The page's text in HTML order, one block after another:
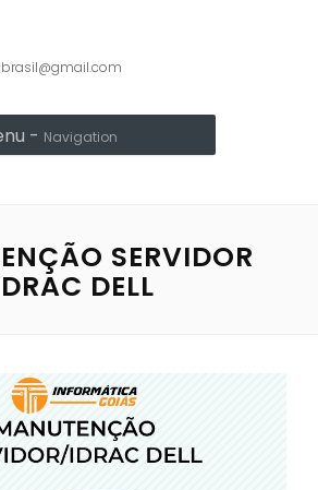
- Navigation
SERVIDOR
DELL